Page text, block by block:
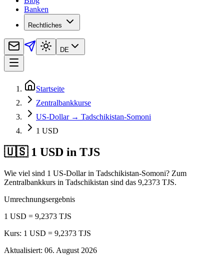
Banken
Rechtliches
DE
Startseite
Zentralbankkurse
US-Dollar → Tadschikistan-Somoni
1 USD
🇺🇸 1 USD in TJS
Wie viel sind 1 US-Dollar in Tadschikistan-Somoni? Zum
Zentralbankkurs in Tadschikistan sind das 9,2373 TJS.
Umrechnungsergebnis
1 USD = 9,2373 TJS
Kurs: 1 USD = 9,2373 TJS
Aktualisiert: 06. August 2026